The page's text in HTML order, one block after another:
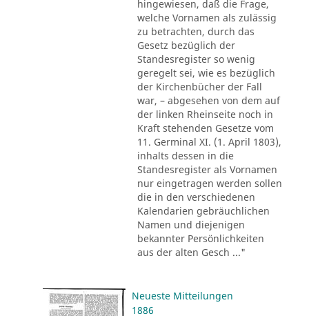
hingewiesen, daß die Frage,
welche Vornamen als zulässig
zu betrachten, durch das
Gesetz bezüglich der
Standesregister so wenig
geregelt sei, wie es bezüglich
der Kirchenbücher der Fall
war, – abgesehen von dem auf
der linken Rheinseite noch in
Kraft stehenden Gesetze vom
11. Germinal XI. (1. April 1803),
inhalts dessen in die
Standesregister als Vornamen
nur eingetragen werden sollen
die in den verschiedenen
Kalendarien gebräuchlichen
Namen und diejenigen
bekannter Persönlichkeiten
aus der alten Gesch ..."
Neueste Mitteilungen
1886